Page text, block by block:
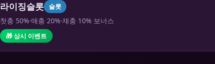
라이징슬롯 슬롯
첫충 50%·매충 20%·재충 10% 보너스
🎁 상시 이벤트